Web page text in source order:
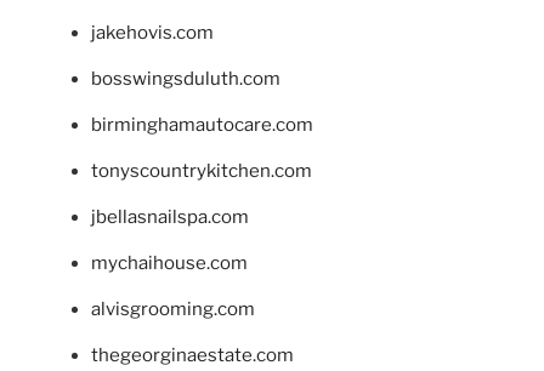
jakehovis.com
bosswingsduluth.com
birminghamautocare.com
tonyscountrykitchen.com
jbellasnailspa.com
mychaihouse.com
alvisgrooming.com
thegeorginaestate.com